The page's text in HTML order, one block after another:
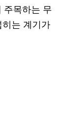
주목하는 무
는 계기가